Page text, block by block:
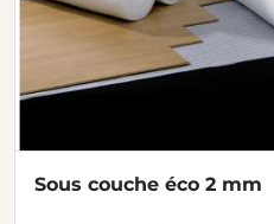
Sous couche éco 2 mm